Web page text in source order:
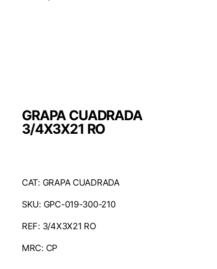
GRAPA CUADRADA
3/4X3X21 RO
CAT: GRAPA CUADRADA
SKU: GPC-019-300-210
REF: 3/4X3X21 RO
MRC: CP